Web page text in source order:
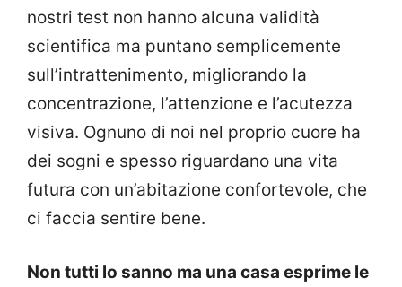
nostri test non hanno alcuna validità
scientifica ma puntano semplicemente
sull’intrattenimento, migliorando la
concentrazione, l’attenzione e l’acutezza
visiva. Ognuno di noi nel proprio cuore ha
dei sogni e spesso riguardano una vita
futura con un’abitazione confortevole, che
ci faccia sentire bene.
Non tutti lo sanno ma una casa esprime le